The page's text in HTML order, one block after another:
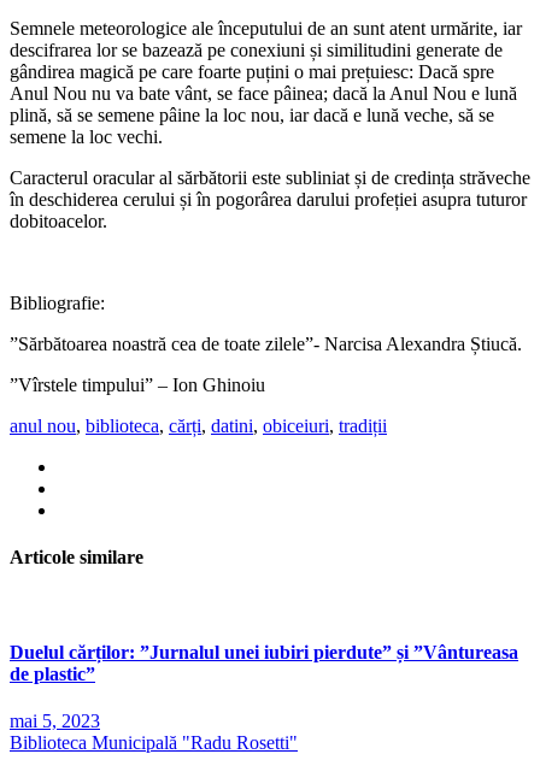
Semnele meteorologice ale începutului de an sunt atent urmărite, iar
descifrarea lor se bazează pe conexiuni și similitudini generate de
gândirea magică pe care foarte puțini o mai prețuiesc: Dacă spre
Anul Nou nu va bate vânt, se face pâinea; dacă la Anul Nou e lună
plină, să se semene pâine la loc nou, iar dacă e lună veche, să se
semene la loc vechi.
Caracterul oracular al sărbătorii este subliniat și de credința străveche
în deschiderea cerului și în pogorârea darului profeției asupra tuturor
dobitoacelor.
Bibliografie:
”Sărbătoarea noastră cea de toate zilele”- Narcisa Alexandra Știucă.
”Vîrstele timpului” – Ion Ghinoiu
anul nou, biblioteca, cărți, datini, obiceiuri, tradiții
Articole similare
Duelul cărților: ”Jurnalul unei iubiri pierdute” și ”Vântureasa
de plastic”
mai 5, 2023
Biblioteca Municipală "Radu Rosetti"